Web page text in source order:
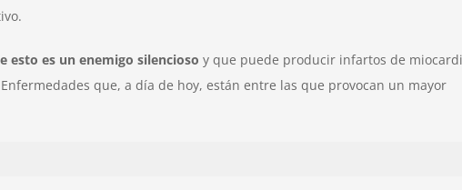
esto es un enemigo silencioso y que puede producir infartos de
que, a día de hoy, están entre las que provocan un mayor